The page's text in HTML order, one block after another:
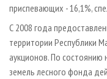
приспевающих - 16,1%,
С 2008 года
территории Республики
аукционов. По состоянию
земель лесного фонда